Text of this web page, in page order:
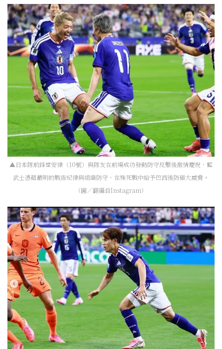
▲日本隊前鋒堂安律（10號）與隊友在前場成功發動防守反擊後激情慶祝，藍
武士憑藉嚴明的戰術紀律與組織防守，在殊死戰中給予巴西後防極大威脅。
（圖／翻攝自Instagram）